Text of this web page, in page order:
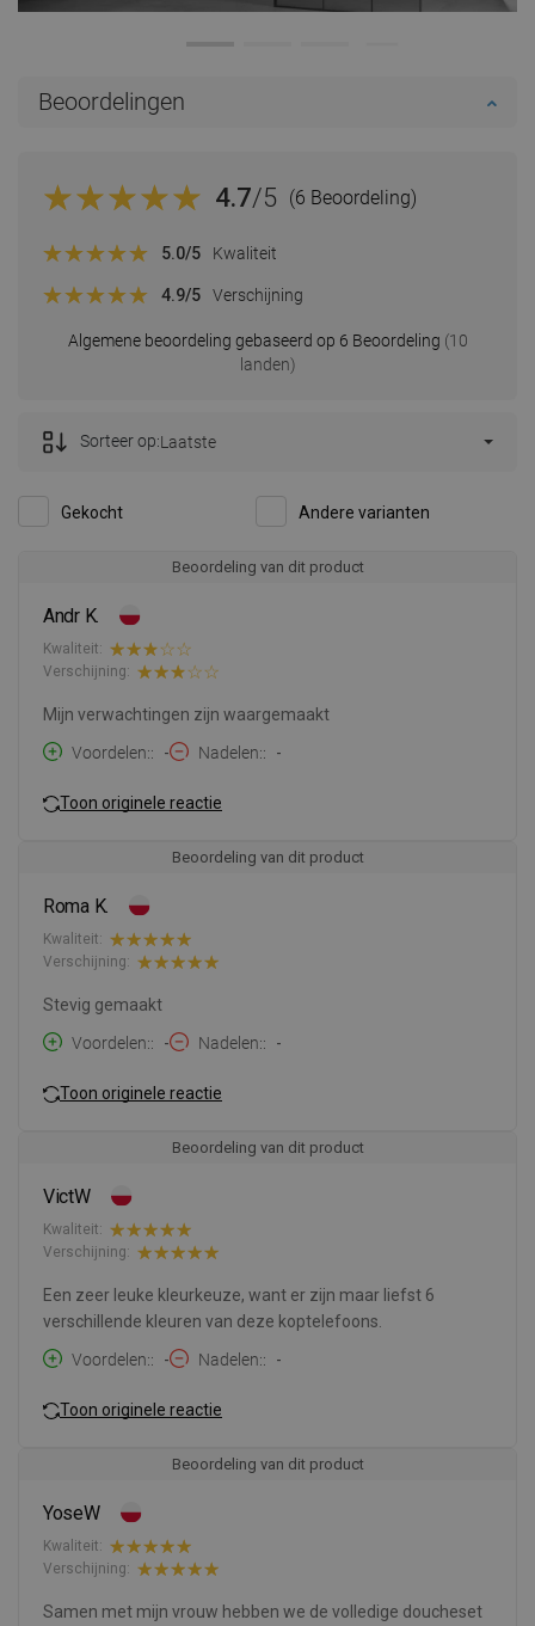
Beoordelingen
4.7/5 (6 Beoordeling)
Algemene beoordeling gebaseerd op 6 Beoordeling (10
landen)
5.0/5 Kwaliteit
4.9/5 Verschijning
Gekocht Andere varianten
Sorteer op:Laatste
Beoordeling van dit product
Andr K.
Kwaliteit:
Verschijning:
Mijn verwachtingen zijn waargemaakt
Voordelen:
- Nadelen: -
Toon originele reactie
Beoordeling van dit product
Roma K.
Kwaliteit:
Verschijning:
Stevig gemaakt
Voordelen:
- Nadelen: -
Toon originele reactie
Beoordeling van dit product
VictW
Kwaliteit:
Verschijning:
Een zeer leuke kleurkeuze, want er zijn maar liefst 6
verschillende kleuren van deze koptelefoons.
Voordelen:
- Nadelen: -
Toon originele reactie
Beoordeling van dit product
YoseW
Kwaliteit:
Verschijning:
Samen met mijn vrouw hebben we de volledige doucheset